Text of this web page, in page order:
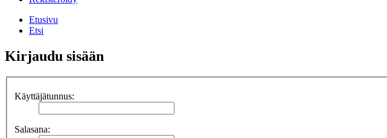
Etusivu
Etsi
Kirjaudu sisään
Käyttäjätunnus:
Salasana: